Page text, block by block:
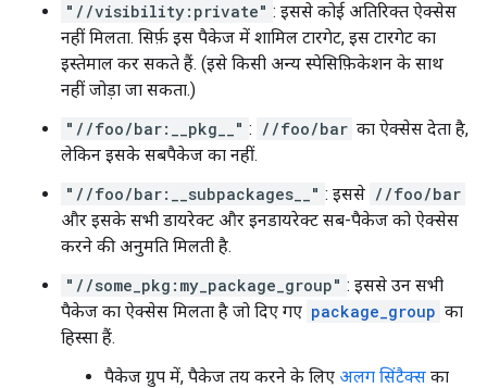
"//visibility:private" : इससे कोई अतिरिक्त ऐक्सेस
नहीं मिलता. सिर्फ़ इस पैकेज में शामिल टारगेट, इस टारगेट का
इस्तेमाल कर सकते हैं. (इसे किसी अन्य स्पेसिफ़िकेशन के साथ
नहीं जोड़ा जा सकता.)
"//foo/bar:__pkg__" : //foo/bar का ऐक्सेस देता है,
लेकिन इसके सबपैकेज का नहीं.
"//foo/bar:__subpackages__" : इससे //foo/bar
और इसके सभी डायरेक्ट और इनडायरेक्ट सब-पैकेज को ऐक्सेस
करने की अनुमति मिलती है.
"//some_pkg:my_package_group" : इससे उन सभी
पैकेज का ऐक्सेस मिलता है जो दिए गए package_group का
हिस्सा हैं.
पैकेज ग्रुप में, पैकेज तय करने के लिए अलग सिंटैक्स का